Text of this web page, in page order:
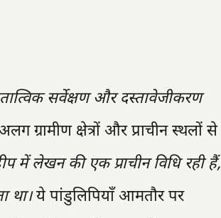
सर्वेक्षण और दस्तावेजीकरण
क्षेत्रों और प्राचीन स्थलों से
में लेखन की एक प्राचीन विधि रही हैं,
था।ये पांडुलिपियाँ आमतौर पर